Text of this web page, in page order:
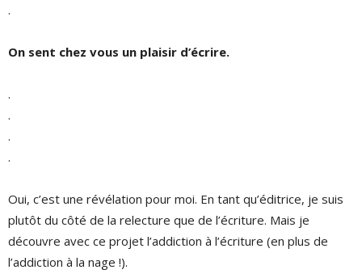
.
On sent chez vous un plaisir d’écrire.
.
.
.
.
Oui, c’est une révélation pour moi. En tant qu’éditrice, je suis
plutôt du côté de la relecture que de l’écriture. Mais je
découvre avec ce projet l’addiction à l’écriture (en plus de
l’addiction à la nage !).